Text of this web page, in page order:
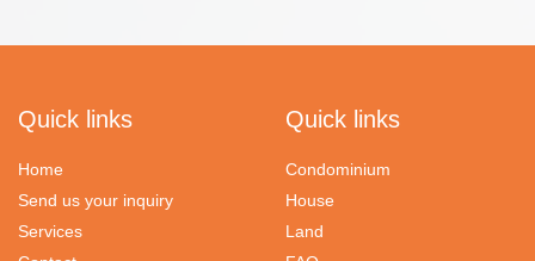
Quick links
Home
Send us your inquiry
Services
Quick links
Condominium
House
Land